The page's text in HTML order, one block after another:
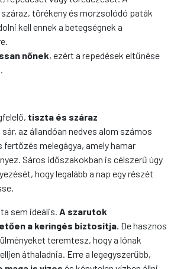
törékeny és morzsolódó paták
kell ennek a betegségnek a
nőnek, ezért a repedések eltűnése
tiszta és száraz
az állandóan nedves alom számos
melegágya, amely hamar
Sáros időszakokban is célszerű úgy
hogy legalább a nap egy részét
sem ideális. A szarutok
a keringés biztosítja. De hasznos
teremtesz, hogy a lónak
áthaladnia. Erre a legegyszerűbb,